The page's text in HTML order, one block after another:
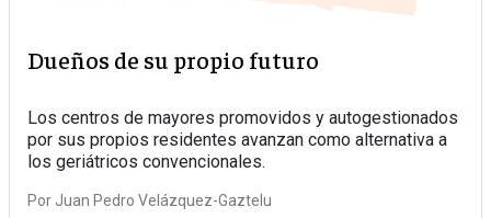
Dueños de su propio futuro
Los centros de mayores promovidos y autogestionados
por sus propios residentes avanzan como alternativa a
los geriátricos convencionales.
Por Juan Pedro Velázquez-Gaztelu